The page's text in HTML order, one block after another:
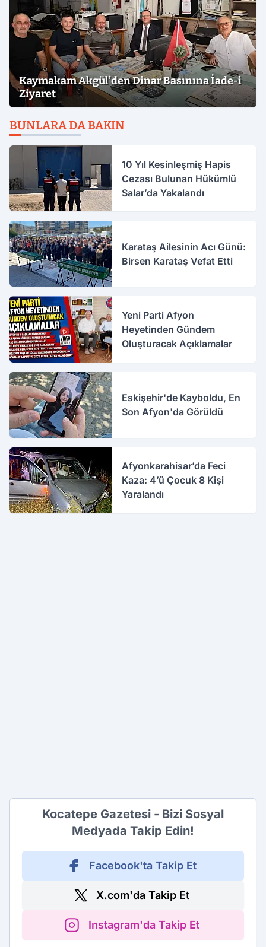
Kaymakam Akgül’den Dinar Basınına İade-i
Ziyaret
BUNLARA DA BAKIN
10 Yıl Kesinleşmiş Hapis
Cezası Bulunan Hükümlü
Salar’da Yakalandı
Karataş Ailesinin Acı Günü:
Birsen Karataş Vefat Etti
Yeni Parti Afyon
Heyetinden Gündem
Oluşturacak Açıklamalar
Eskişehir'de Kayboldu, En
Son Afyon'da Görüldü
Afyonkarahisar’da Feci
Kaza: 4’ü Çocuk 8 Kişi
Yaralandı
Kocatepe Gazetesi - Bizi Sosyal
Medyada Takip Edin!
Facebook'ta Takip Et
X.com'da Takip Et
Instagram'da Takip Et